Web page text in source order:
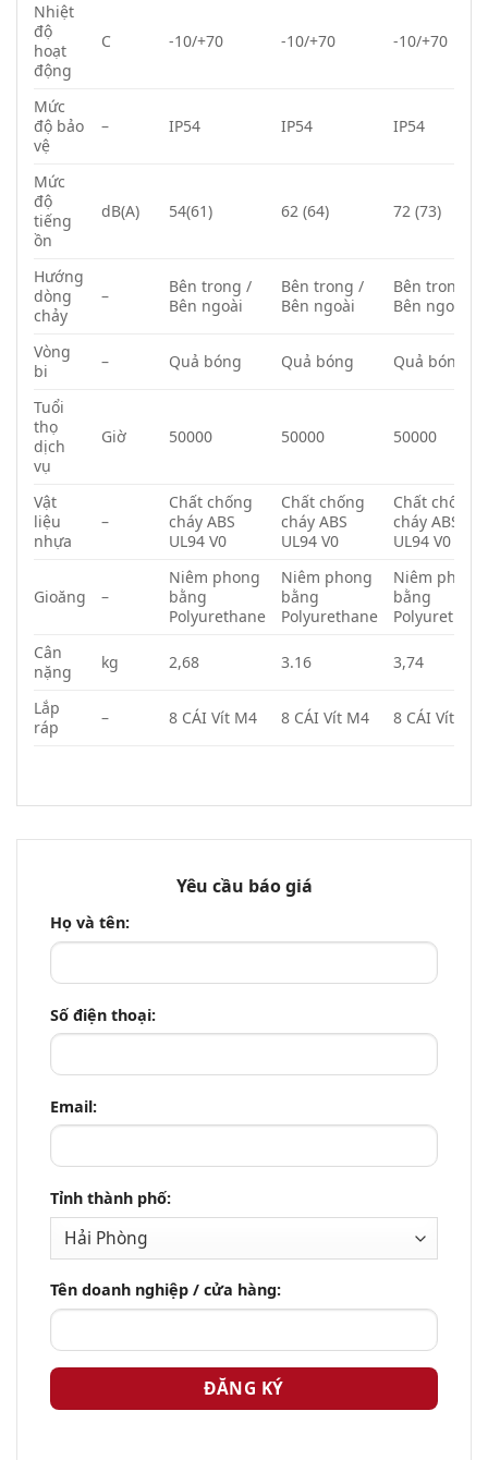
Nhiệt
độ
hoạt
động
C -10/+70 -10/+70 -10/+70
Mức
độ bảo
vệ
– IP54 IP54 IP54
Mức
độ
tiếng
ồn
dB(A) 54(61) 62 (64) 72 (73)
Hướng
dòng
chảy
–
Bên trong /
Bên ngoài
Bên trong /
Bên ngoài
Bên trong /
Bên ngoài
Vòng
bi
– Quả bóng Quả bóng Quả bóng
Tuổi
thọ
dịch
vụ
Giờ 50000 50000 50000
Vật
liệu
nhựa
–
Chất chống
cháy ABS
UL94 V0
Chất chống
cháy ABS
UL94 V0
Chất chống
cháy ABS
UL94 V0
Gioăng –
Niêm phong
bằng
Polyurethane
Niêm phong
bằng
Polyurethane
Niêm phong
bằng
Cân
nặng
kg 2,68 3.16 3,74
Lắp
ráp
– 8 CÁI Vít M4 8 CÁI Vít M4 8 CÁI Vít M4
Yêu cầu báo giá
Họ và tên:
Số điện thoại:
Email:
Tỉnh thành phố:
Tên doanh nghiệp / cửa hàng: